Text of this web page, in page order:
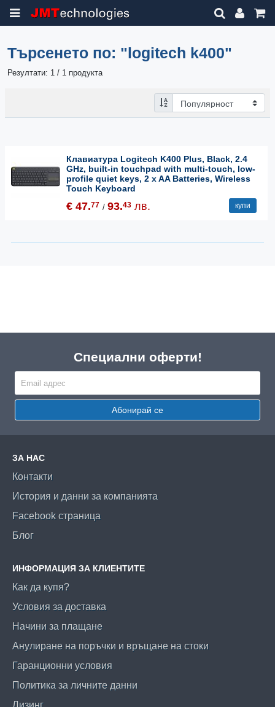
Търсенето по: "logitech k400"
Резултати: 1 / 1 продукта
Клавиатура Logitech K400 Plus, Black, 2.4
GHz, built-in touchpad with multi-touch, low-
profile quiet keys, 2 x AA Batteries, Wireless
Touch Keyboard
€ 47.77 / 93.43 лв. купи
Специални оферти!
Абонирай се
ЗА НАС
Контакти
История и данни за компанията
Facebook страница
Блог
ИНФОРМАЦИЯ ЗА КЛИЕНТИТЕ
Как да купя?
Условия за доставка
Начини за плащане
Анулиране на поръчки и връщане на стоки
Гаранционни условия
Политика за личните данни